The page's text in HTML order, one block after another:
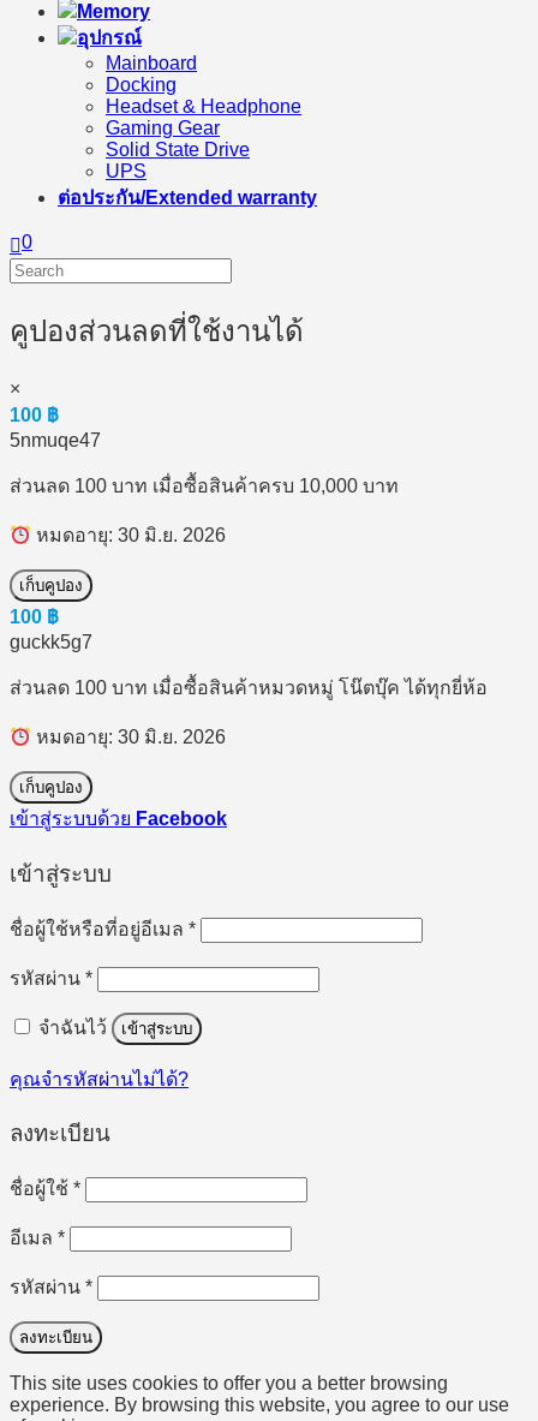
Memory
อุปกรณ์
Mainboard
Docking
Headset & Headphone
Gaming Gear
Solid State Drive
UPS
ต่อประกัน/Extended warranty
0
คูปองส่วนลดที่ใช้งานได้
×
100 ฿
5nmuqe47
ส่วนลด 100 บาท เมื่อซื้อสินค้าครบ 10,000 บาท
หมดอายุ: 30 มิ.ย. 2026
เก็บคูปอง
100 ฿
guckk5g7
ส่วนลด 100 บาท เมื่อซื้อสินค้าหมวดหมู่ โน๊ตบุ๊ค ได้ทุกยี่ห้อ
หมดอายุ: 30 มิ.ย. 2026
เก็บคูปอง
เข้าสู่ระบบด้วย Facebook
เข้าสู่ระบบ
ชื่อผู้ใช้หรือที่อยู่อีเมล *ต้องการ
รหัสผ่าน *ต้องการ
จำฉันไว้ เข้าสู่ระบบ
คุณจำรหัสผ่านไม่ได้?
ลงทะเบียน
ชื่อผู้ใช้ *ต้องการ
อีเมล *ต้องการ
รหัสผ่าน *ต้องการ
ลงทะเบียน
This site uses cookies to offer you a better browsing
experience. By browsing this website, you agree to our use